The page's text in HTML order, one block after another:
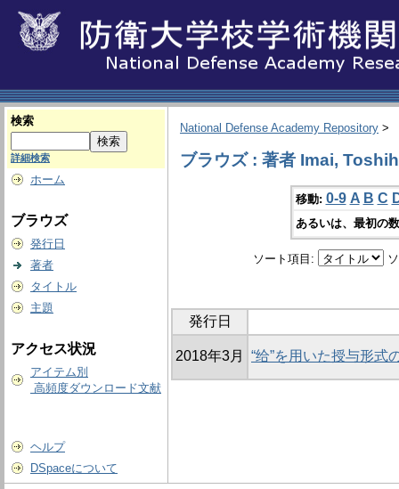
検索
詳細検索
ホーム
ブラウズ
発行日
著者
タイトル
主題
アクセス状況
アイテム別
高頻度ダウンロード文献
ヘルプ
DSpaceについて
National Defense Academy Repository >
ブラウズ : 著者 Imai,
移動: 0-9 A B C
あるいは、最初の
ソート項目:
発行日
2018年3月 “给”を用いた授与形式